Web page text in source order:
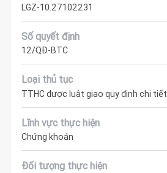
LGZ-10.27102231
Số quyết định
12/QĐ-BTC
Loại thủ tục
TTHC được luật giao quy định chi tiết
Lĩnh vực thực hiện
Chứng khoán
Đối tượng thực hiện